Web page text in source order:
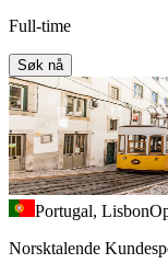
Full-time
Søk nå
Portugal, Lisbon
Norsktalende